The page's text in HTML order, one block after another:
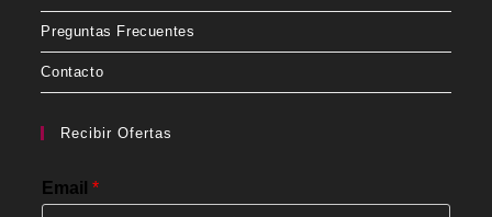
Preguntas Frecuentes
Contacto
Recibir Ofertas
Email*